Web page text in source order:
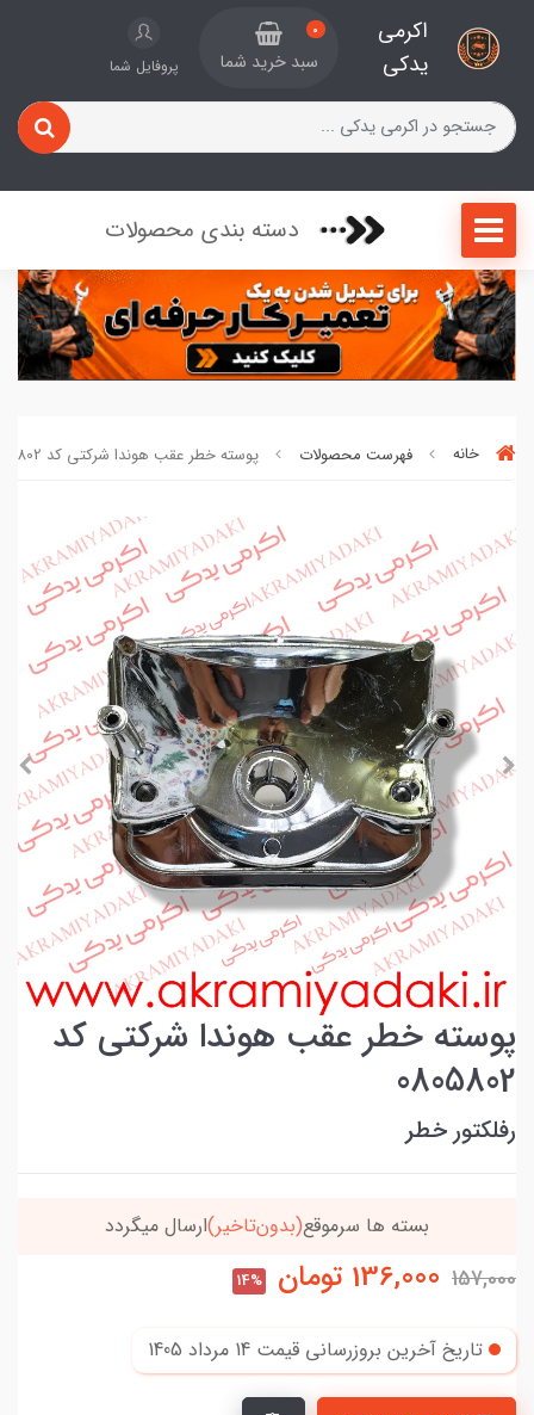
اکرمی
یدکی
0
سبد خرید شما پروفایل شما
دسته بندی محصولات
خانه فهرست محصولات پوسته خطر عقب هوندا شرکتی کد 0805802
پوسته خطر عقب هوندا شرکتی کد
0805802
رفلکتور خطر
بسته ها سرموقع(بدون‌تاخیر)ارسال میگردد
157,000
136,000 تومان 14%
تاریخ آخرین بروزرسانی قیمت 14 مرداد 1405